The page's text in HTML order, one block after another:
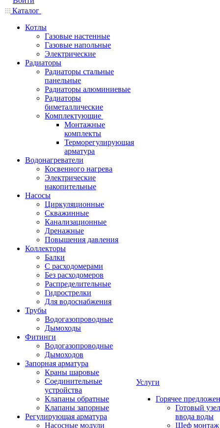
Каталог
Котлы
Газовые настенные
Газовые напольные
Электрические
Радиаторы
Радиаторы стальные
панельные
Радиаторы алюминиевые
Радиаторы
биметаллические
Комплектующие
Монтажные
комплекты
Терморегулирующая
арматура
Водонагреватели
Косвенного нагрева
Электрические
накопительные
Насосы
Циркуляционные
Скважинные
Канализационные
Дренажные
Повышения давления
Коллекторы
Балки
С расходомерами
Без расходомеров
Распределительные
Гидрострелки
Для водоснабжения
Трубы
Водогазопроводные
Дымоходы
Фитинги
Водогазопроводные
Дымоходов
Запорная арматура
Краны шаровые
Соединительные
устройства
Клапаны обратные
Клапаны запорные
Регулирующая арматура
Насосные модули
Услуги
Горячее
Готовый узел
ввода воды
Шеф монтаж